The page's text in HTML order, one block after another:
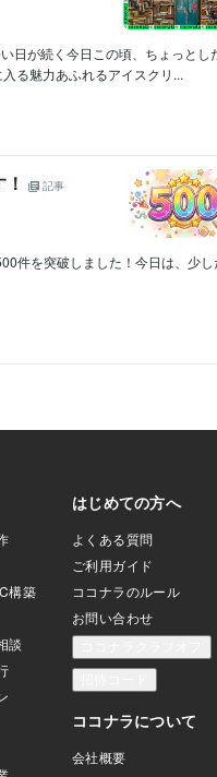
日が続く今日この頃、ちょっとし
る魅力あふれるアイスクリ...
記事
件を突破しました！今日は、少し